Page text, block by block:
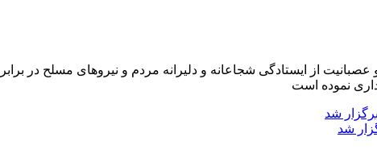
از ایستادگی شجاعانه و دلیرانه مردم و نیروهای مسلح در
نموده است
شد